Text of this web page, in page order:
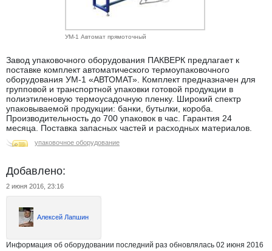
УМ-1 Автомат прямоточный
Завод упаковочного оборудования ПАКВЕРК предлагает к
поставке комплект автоматического термоупаковочного
оборудования УМ-1 «АВТОМАТ». Комплект предназначен для
групповой и транспортной упаковки готовой продукции в
полиэтиленовую термоусадочную пленку. Широкий спектр
упаковываемой продукции: банки, бутылки, короба.
Производительность до 700 упаковок в час. Гарантия 24
месяца. Поставка запасных частей и расходных материалов.
упаковочное оборудование
Добавлено:
2 июня 2016, 23:16
Алексей Лапшин
Информация об оборудовании последний раз обновлялась 02 июня 2016